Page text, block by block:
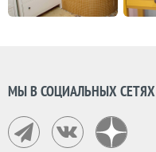
МЫ В СОЦИАЛЬНЫХ СЕТЯХ